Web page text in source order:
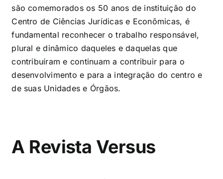
são comemorados os 50 anos de instituição do
Centro de Ciências Jurídicas e Econômicas, é
fundamental reconhecer o trabalho responsável,
plural e dinâmico daqueles e daquelas que
contribuíram e continuam a contribuir para o
desenvolvimento e para a integração do centro e
de suas Unidades e Órgãos.
A Revista Versus